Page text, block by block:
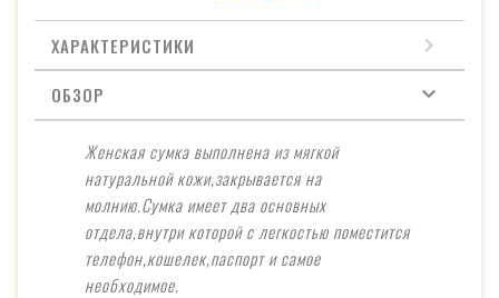
ХАРАКТЕРИСТИКИ
ОБЗОР
Женская сумка выполнена из мягкой
натуральной кожи,закрывается на
молнию.Сумка имеет два основных
отдела,внутри которой с легкостью поместится
телефон,кошелек,паспорт и самое
необходимое.